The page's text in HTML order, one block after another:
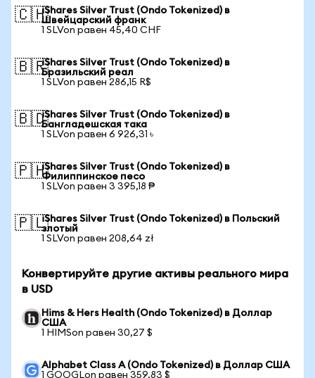
🇨🇭iShares Silver Trust (Ondo Tokenized) в
Швейцарский франк
1 SLVon равен 45,40 CHF
🇧🇷iShares Silver Trust (Ondo Tokenized) в
Бразильский реал
1 SLVon равен 286,15 R$
🇧🇩iShares Silver Trust (Ondo Tokenized) в
Бангладешская така
1 SLVon равен 6 926,31 ৳
🇵🇭iShares Silver Trust (Ondo Tokenized) в
Филиппинское песо
1 SLVon равен 3 395,18 ₱
🇵🇱iShares Silver Trust (Ondo Tokenized) в Польский
злотый
1 SLVon равен 208,64 zł
Конвертируйте другие активы реального мира
в USD
Hims & Hers Health (Ondo Tokenized) в Доллар
США
1 HIMSon равен 30,27 $
Alphabet Class A (Ondo Tokenized) в Доллар США
1 GOOGLon равен 359,83 $